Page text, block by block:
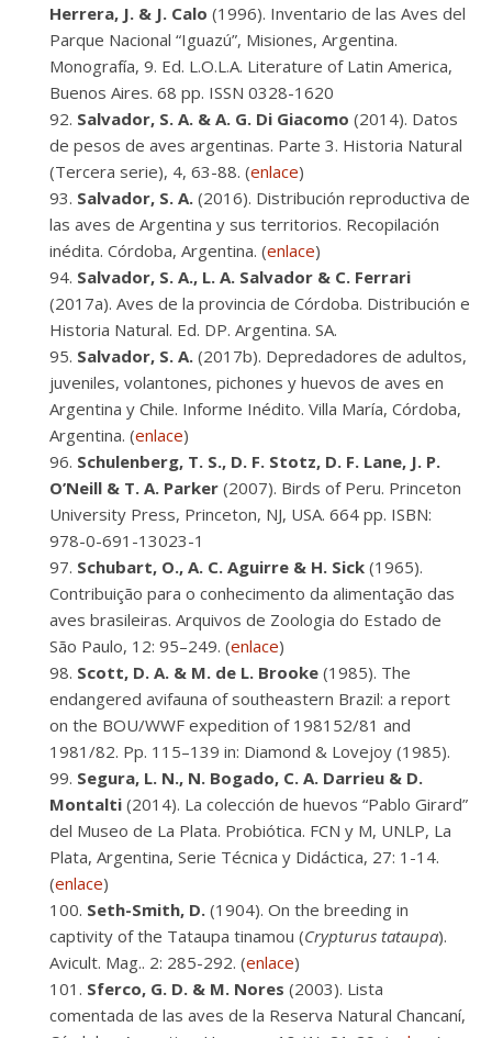
Herrera, J. & J. Calo (1996). Inventario de las Aves del
Parque Nacional “Iguazú”, Misiones, Argentina.
Monografía, 9. Ed. L.O.L.A. Literature of Latin America,
Buenos Aires. 68 pp. ISSN 0328-1620
Salvador, S. A. & A. G. Di Giacomo (2014). Datos
de pesos de aves argentinas. Parte 3. Historia Natural
(Tercera serie), 4, 63-88. (enlace)
Salvador, S. A. (2016). Distribución reproductiva de
las aves de Argentina y sus territorios. Recopilación
inédita. Córdoba, Argentina. (enlace)
Salvador, S. A., L. A. Salvador & C. Ferrari
(2017a). Aves de la provincia de Córdoba. Distribución e
Historia Natural. Ed. DP. Argentina. SA.
Salvador, S. A. (2017b). Depredadores de adultos,
juveniles, volantones, pichones y huevos de aves en
Argentina y Chile. Informe Inédito. Villa María, Córdoba,
Argentina. (enlace)
Schulenberg, T. S., D. F. Stotz, D. F. Lane, J. P.
O’Neill & T. A. Parker (2007). Birds of Peru. Princeton
University Press, Princeton, NJ, USA. 664 pp. ISBN:
978-0-691-13023-1
Schubart, O., A. C. Aguirre & H. Sick (1965).
Contribuição para o conhecimento da alimentação das
aves brasileiras. Arquivos de Zoologia do Estado de
São Paulo, 12: 95–249. (enlace)
Scott, D. A. & M. de L. Brooke (1985). The
endangered avifauna of southeastern Brazil: a report
on the BOU/WWF expedition of 198152/81 and
1981/82. Pp. 115–139 in: Diamond & Lovejoy (1985).
Segura, L. N., N. Bogado, C. A. Darrieu & D.
Montalti (2014). La colección de huevos “Pablo Girard”
del Museo de La Plata. Probiótica. FCN y M, UNLP, La
Plata, Argentina, Serie Técnica y Didáctica, 27: 1-14.
(enlace)
Seth-Smith, D. (1904). On the breeding in
captivity of the Tataupa tinamou (Crypturus tataupa).
Avicult. Mag.. 2: 285-292. (enlace)
Sferco, G. D. & M. Nores (2003). Lista
comentada de las aves de la Reserva Natural Chancaní,